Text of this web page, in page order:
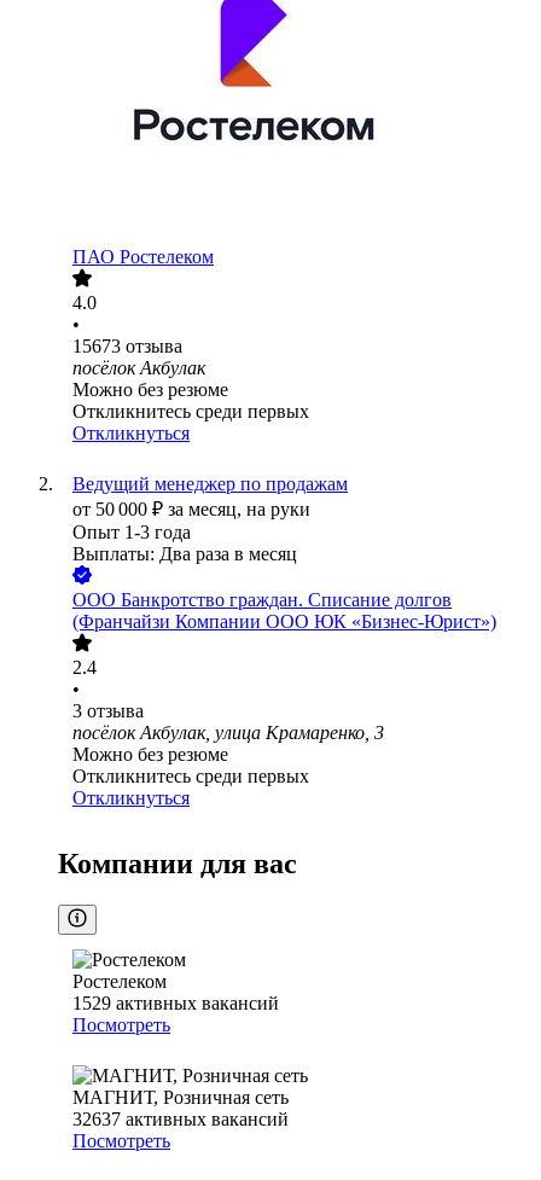
ПАО Ростелеком
4.0
•
15673 отзыва
посёлок Акбулак
Можно без резюме
Откликнитесь среди первых
Откликнуться
Ведущий менеджер по продажам
от 50 000 ₽ за месяц, на руки
Опыт 1-3 года
Выплаты: Два раза в месяц
ООО Банкротство граждан. Списание долгов
(Франчайзи Компании ООО ЮК «Бизнес-Юрист»)
2.4
•
3 отзыва
посёлок Акбулак, улица Крамаренко, 3
Можно без резюме
Откликнитесь среди первых
Откликнуться
Компании для вас
Ростелеком
1529 активных вакансий
Посмотреть
МАГНИТ, Розничная сеть
32637 активных вакансий
Посмотреть